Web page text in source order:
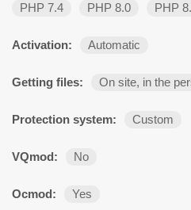
PHP 7.4
PHP 8.0 PHP
Activation: Automatic
Getting files: On site, in the
Protection system: Custom
VQmod: No
Ocmod: Yes